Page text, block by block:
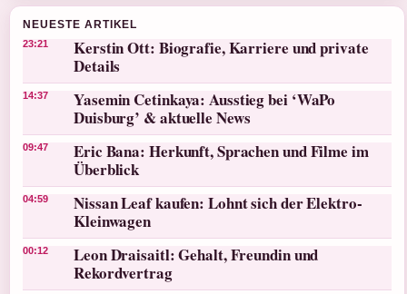
NEUESTE ARTIKEL
23:21
Kerstin Ott: Biografie, Karriere und private
Details
14:37
Yasemin Cetinkaya: Ausstieg bei ‘WaPo
Duisburg’ & aktuelle News
09:47
Eric Bana: Herkunft, Sprachen und Filme im
Überblick
04:59
Nissan Leaf kaufen: Lohnt sich der Elektro-
Kleinwagen
00:12
Leon Draisaitl: Gehalt, Freundin und
Rekordvertrag